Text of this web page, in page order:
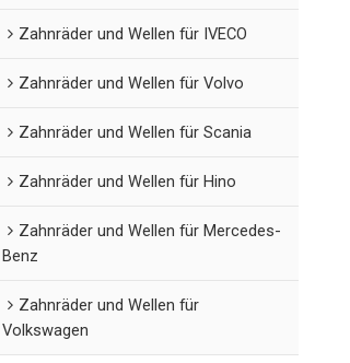
Zahnräder und Wellen für IVECO
Zahnräder und Wellen für Volvo
Zahnräder und Wellen für Scania
Zahnräder und Wellen für Hino
Zahnräder und Wellen für Mercedes-
Benz
Zahnräder und Wellen für
Volkswagen